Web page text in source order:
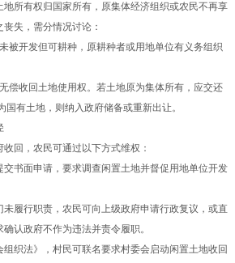
所有权归国家所有，原集体经济组织或农民不再享
失，需分情况讨论：
被开发但可耕种，原耕种者或用地单位有义务组织
偿收回土地使用权。若土地原为集体所有，应交还
有土地，则纳入政府储备或重新出让。
回，农民可通过以下方式维权：
书面申请，要求调查闲置土地并督促用地单位开发
履行职责，农民可向上级政府申请行政复议，或直
认政府不作为违法并责令履职。
织法》，村民可联名要求村委会启动闲置土地收回